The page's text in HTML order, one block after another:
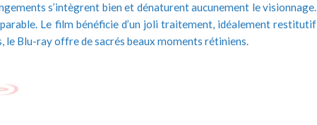
s’intègrent bien et dénaturent aucunement le visionnage.
Le film bénéficie d’un joli traitement, idéalement restitutif
le Blu-ray offre de sacrés beaux moments rétiniens.